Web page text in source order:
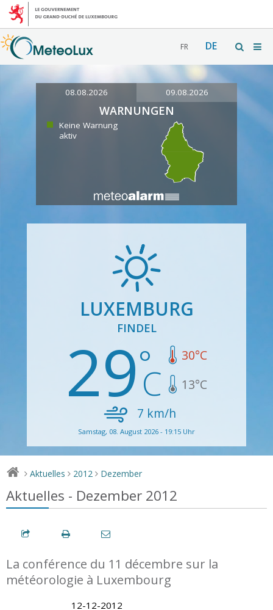
FR DE
08.08.2026 09.08.2026
WARNUNGEN
Keine Warnung
aktiv
LUXEMBURG
FINDEL
29 30°C
13°C
7 km/h
Samstag, 08. August 2026 - 19:15 Uhr
> Aktuelles > 2012 > Dezember
Aktuelles - Dezember 2012
La conférence du 11 décembre sur la
météorologie à Luxembourg
12-12-2012